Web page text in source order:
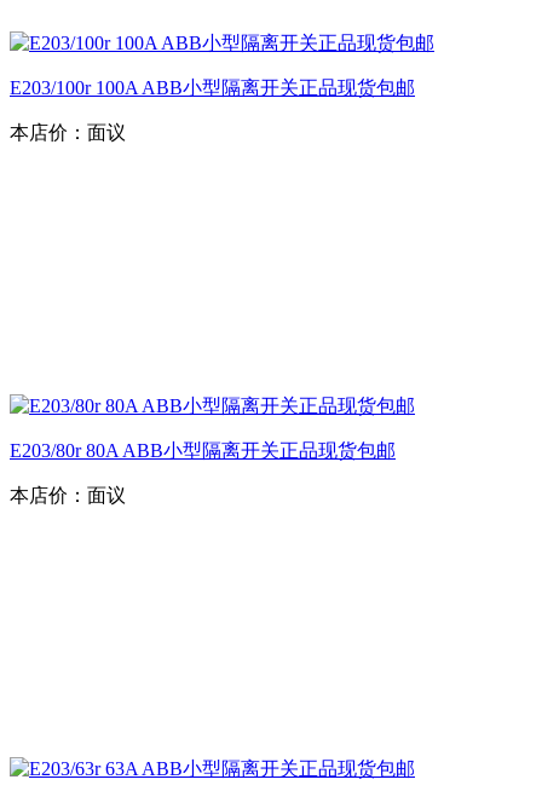
E203/100r 100A ABB小型隔离开关正品现货包邮
本店价： 面议
E203/80r 80A ABB小型隔离开关正品现货包邮
本店价： 面议